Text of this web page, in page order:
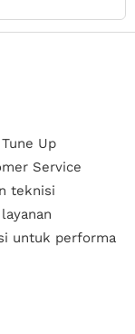
Up
Service
teknisi
untuk performa